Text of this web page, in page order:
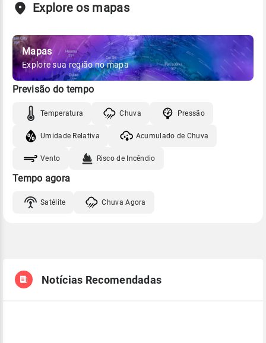
Explore os mapas
Mapas
Explore sua região no mapa
Previsão do tempo
Temperatura Chuva Pressão
Umidade Relativa Acumulado de Chuva
Vento Risco de Incêndio
Tempo agora
Satélite Chuva Agora
Notícias Recomendadas